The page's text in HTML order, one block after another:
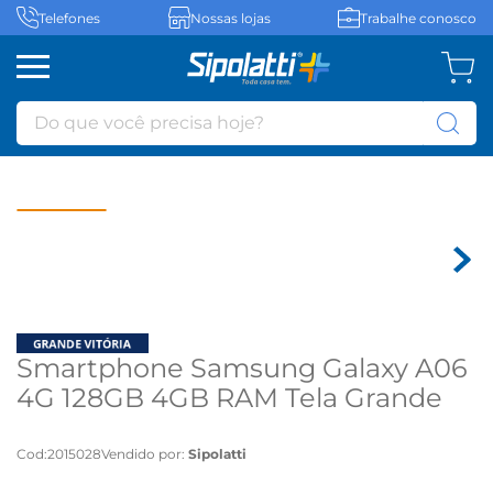
Telefones Nossas lojas Trabalhe conosco
Do que você precisa hoje?
Smartphone Samsung Galaxy A06
4G 128GB 4GB RAM Tela Grande
Cod:2015028Vendido por: Sipolatti